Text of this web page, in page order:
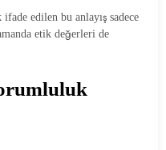
ifade edilen bu anlayış sadece
etik değerleri de